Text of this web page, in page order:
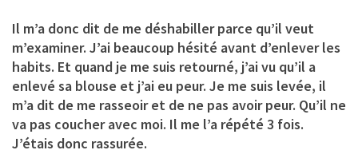
Il m’a donc dit de me déshabiller parce qu’il veut
m’examiner. J’ai beaucoup hésité avant d’enlever les
habits. Et quand je me suis retourné, j’ai vu qu’il a
enlevé sa blouse et j’ai eu peur. Je me suis levée, il
m’a dit de me rasseoir et de ne pas avoir peur. Qu’il ne
va pas coucher avec moi. Il me l’a répété 3 fois.
J’étais donc rassurée.